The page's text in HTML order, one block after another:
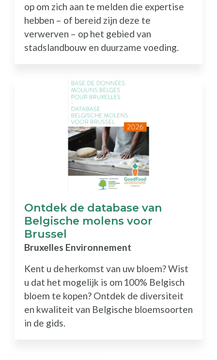
op om zich aan te melden die expertise
hebben – of bereid zijn deze te
verwerven – op het gebied van
stadslandbouw en duurzame voeding.
Ontdek de database van
Belgische molens voor
Brussel
Bruxelles Environnement
Kent u de herkomst van uw bloem? Wist
u dat het mogelijk is om 100% Belgisch
bloem te kopen? Ontdek de diversiteit
en kwaliteit van Belgische bloemsoorten
in de gids.